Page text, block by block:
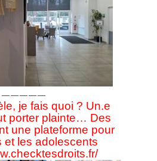
—————
je fais quoi ? Un.e
porter plainte… Des
une plateforme pour
et les adolescents